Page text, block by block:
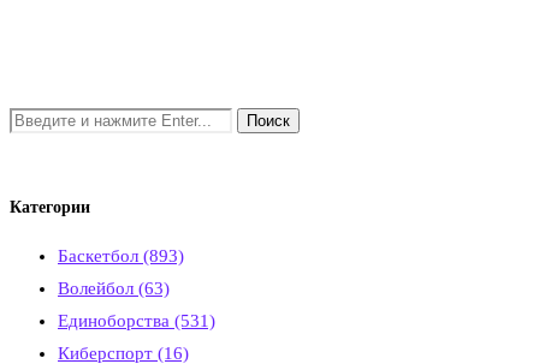
Категории
Баскетбол (893)
Волейбол (63)
Единоборства (531)
Киберспорт (16)